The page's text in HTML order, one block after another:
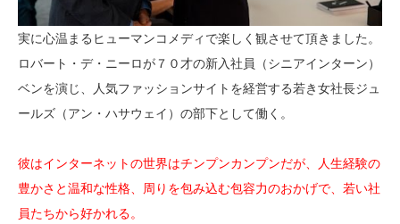
実に心温まるヒューマンコメディで楽しく観させて頂きました。
ロバート・デ・ニーロが７０才の新入社員（シニアインターン）
ベンを演じ、人気ファッションサイトを経営する若き女社長ジュ
ールズ（アン・ハサウェイ）の部下として働く。
彼はインターネットの世界はチンプンカンプンだが、人生経験の
豊かさと温和な性格、周りを包み込む包容力のおかげで、若い社
員たちから好かれる。